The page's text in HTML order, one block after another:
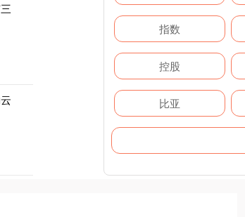
指数
控股
比亚